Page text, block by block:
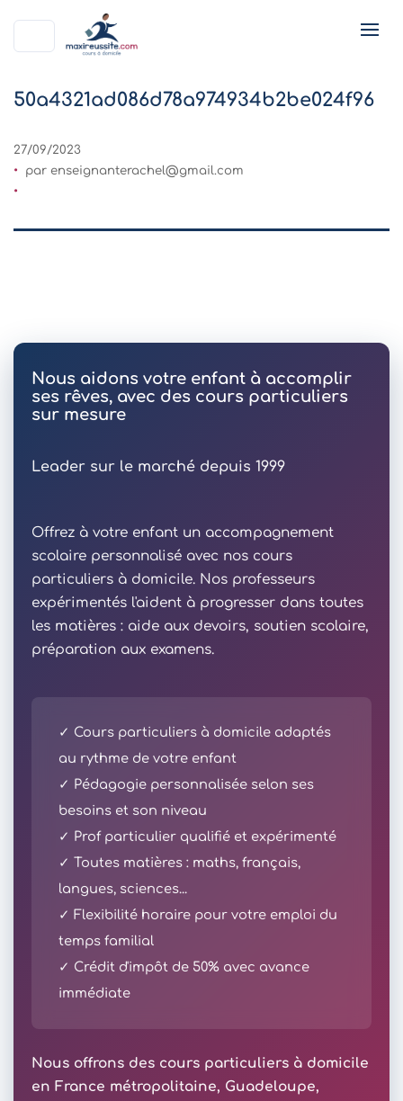
50a4321ad086d78a974934b2be024f96
27/09/2023
par enseignanterachel@gmail.com
Nous aidons votre enfant à accomplir
ses rêves, avec des cours particuliers
sur mesure
Leader sur le marché depuis 1999
Offrez à votre enfant un accompagnement
scolaire personnalisé avec nos cours
particuliers à domicile. Nos professeurs
expérimentés l'aident à progresser dans toutes
les matières : aide aux devoirs, soutien scolaire,
préparation aux examens.
✓ Cours particuliers à domicile adaptés
au rythme de votre enfant
✓ Pédagogie personnalisée selon ses
besoins et son niveau
✓ Prof particulier qualifié et expérimenté
✓ Toutes matières : maths, français,
langues, sciences...
✓ Flexibilité horaire pour votre emploi du
temps familial
✓ Crédit d'impôt de 50% avec avance
immédiate
Nous offrons des cours particuliers à domicile
en France métropolitaine, Guadeloupe,